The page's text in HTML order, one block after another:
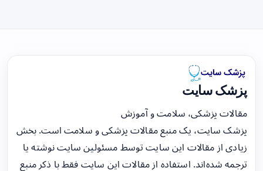
پزشک سایت
مقالات پزشکی، سلامت و آموزش
پزشک سایت، یک منبع مقالات پزشکی و سلامت است. بخش
زیادی از مقالات این سایت توسط مسئولین سایت نوشته یا
ترجمه شده‌اند. استفاده از مقالات این سایت فقط با ذکر منبع